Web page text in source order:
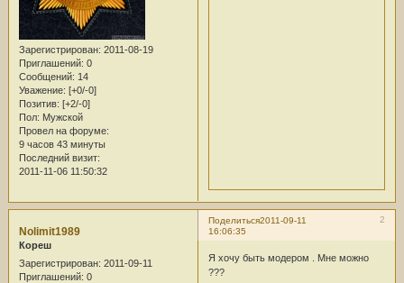
Зарегистрирован: 2011-08-19
Приглашений: 0
Сообщений: 14
Уважение: [+0/-0]
Позитив: [+2/-0]
Пол: Мужской
Провел на форуме:
9 часов 43 минуты
Последний визит:
2011-11-06 11:50:32
Поделиться 2
2011-09-11
16:06:35
Nolimit1989
Кореш
Зарегистрирован: 2011-09-11
Приглашений: 0
Я хочу быть модером . Мне можно
???